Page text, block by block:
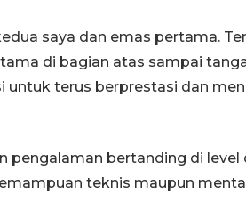
saya dan emas pertama.
di bagian atas sampai
untuk terus berprestasi dan
pengalaman bertanding di
teknis maupun